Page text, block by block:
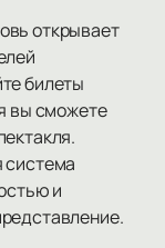
открывает
билеты
вы сможете
система
и